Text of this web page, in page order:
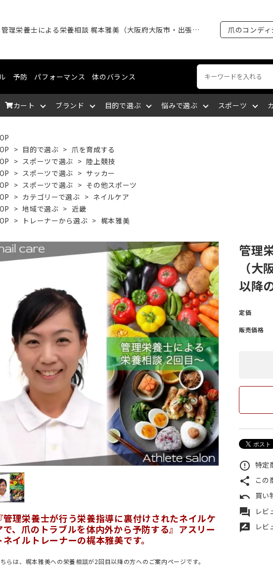
管理栄養士による栄養相談 梶本雅美（大阪府大阪市・出張相談）｜2回目以降の方｜30分〜 爪のコンデ
予防 パフォーマンス 体のバランス
カート ブランド
アスリートネイル
目的で選ぶ
爪を整える
爪の相談をする
筋肉をサポートする
悩みで選ぶ
爪に亀裂がある
爪が分厚い
巻き爪になっている
爪に縦筋がある 爪が緑色になっている
爪が反る 爪が白い斑
スポーツ
ランニング・マラソン
テニス
水泳
ボウリング ヨガ・ピラティス
フットケア
カウンセリング
コンディショニングライン
東北
近畿
九州
> 目的で選ぶ > 爪を育成する
> スポーツで選ぶ > 陸上競技
> スポーツで選ぶ > サッカー
> スポーツで選ぶ > その他スポーツ
> カテゴリーで選ぶ > ネイルケア
> 地域で選ぶ > 近畿
> トレーナーから選ぶ > 梶本雅美
『管理栄養士が行う栄養指導に裏付けされたネイルケ
で、爪のトラブルを体内外から予防する』アスリー
ネイルトレーナーの梶本雅美です。
らは、梶本雅美への栄養相談が2回目以降の方へのご案内ページです。
管理
（
以降
定価
販売価格
error_outline 特定
share この
undo 買い
forum レビ
rate_review レビ